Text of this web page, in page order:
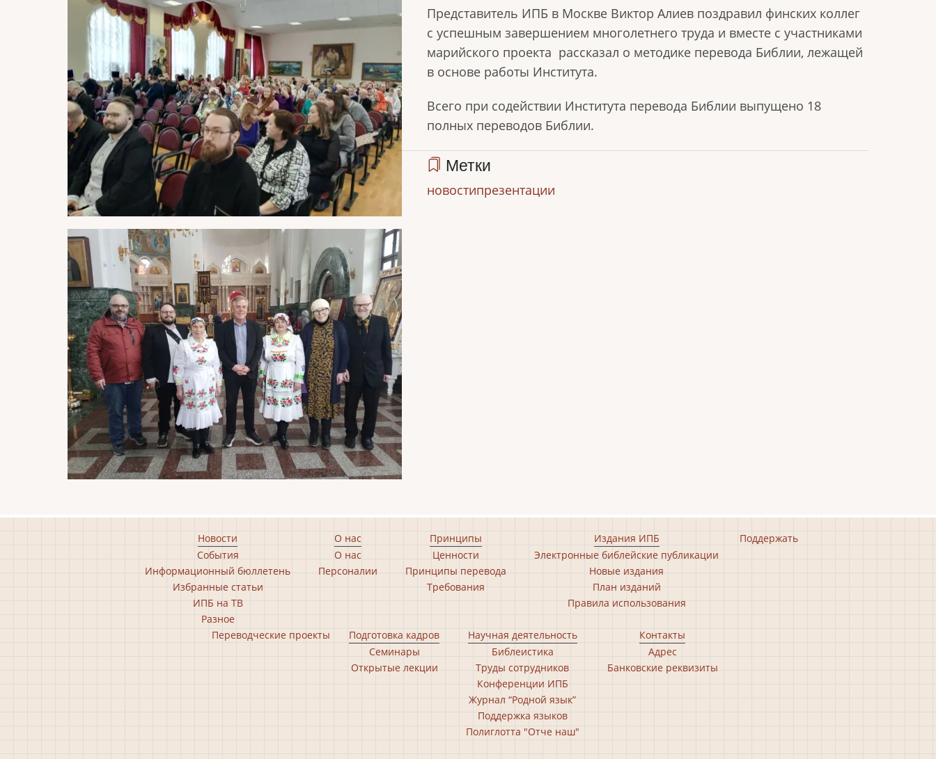
Представитель ИПБ в Москве Виктор Алиев поздравил финских коллег
с успешным завершением многолетнего труда и вместе с участниками
марийского проекта рассказал о методике перевода Библии, лежащей
в основе работы Института.
Всего при содействии Института перевода Библии выпущено 18
полных переводов Библии.
Метки
новостипрезентации
Новости
События
Информационный бюллетень
Избранные статьи
ИПБ на ТВ
Разное
О нас
О нас
Персоналии
Принципы
Ценности
Принципы перевода
Требования
Издания ИПБ
Электронные библейские публикации
Новые издания
План изданий
Правила использования
Поддержать
Переводческие проекты
Подготовка кадров
Семинары
Открытые лекции
Научная деятельность
Библеистика
Труды сотрудников
Конференции ИПБ
Журнал “Родной язык”
Поддержка языков
Полиглотта "Отче наш"
Контакты
Адрес
Банковские реквизиты